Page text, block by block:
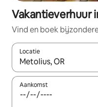
Vakantieverhuur
Vind en boek
Locatie
Wanneer er suggesties
Aankomst